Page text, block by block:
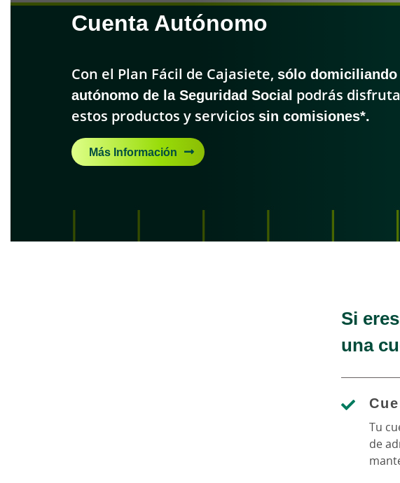
Cuenta Autónomo
Con el Plan Fácil de Cajasiete, sólo
autónomo de la Seguridad Social podrás
estos productos y servicios sin comisiones*.
Más Información
Si
una
Tu
de